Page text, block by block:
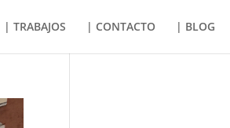
| TRABAJOS | CONTACTO | BLOG